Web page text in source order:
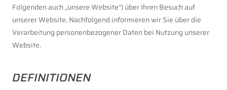
Folgenden auch „unsere Website“) über Ihren Besuch auf
unserer Website. Nachfolgend informieren wir Sie über die
Verarbeitung personenbezogener Daten bei Nutzung unserer
Website.
DEFINITIONEN